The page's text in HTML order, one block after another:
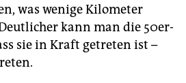
was wenige Kilometer
kann man die 50er-
sie in Kraft getreten ist –